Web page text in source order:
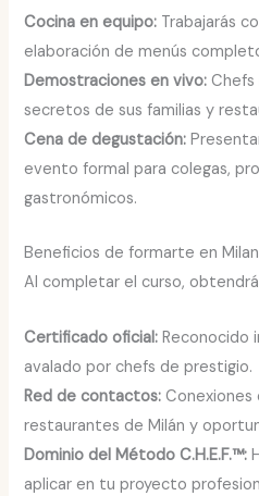
Cocina en equipo: Trabajarás
elaboración de menús
Demostraciones en vivo:
secretos de sus familias y
Cena de degustación:
evento formal para colegas,
gastronómicos.
Beneficios de formarte en
Al completar el curso,
Certificado oficial: Reconocido
avalado por chefs de prestigio.
Red de contactos: Conexiones
restaurantes de Milán y
Dominio del Método C.H.E.F.™:
aplicar en tu proyecto